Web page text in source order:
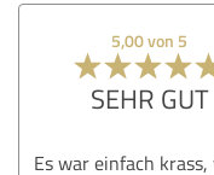
5,00 von 5
SEHR GUT
Es war einfach